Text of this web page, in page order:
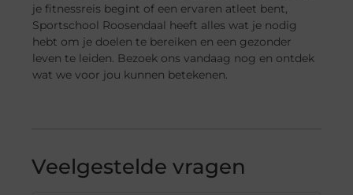
je fitnessreis begint of een ervaren atleet bent,
Sportschool Roosendaal heeft alles wat je nodig
hebt om je doelen te bereiken en een gezonder
leven te leiden. Bezoek ons vandaag nog en ontdek
wat we voor jou kunnen betekenen.
Veelgestelde vragen